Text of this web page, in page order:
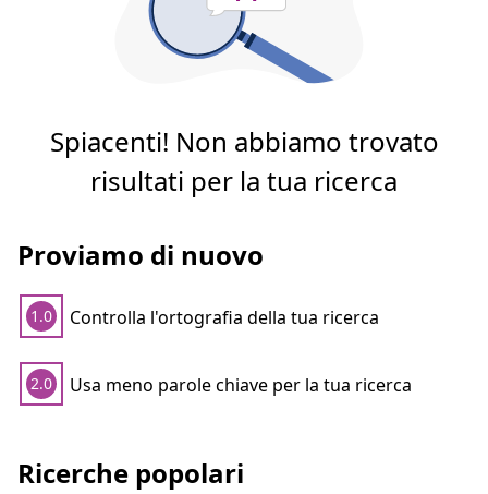
Spiacenti! Non abbiamo trovato
risultati per la tua ricerca
Proviamo di nuovo
1.0 Controlla l'ortografia della tua ricerca
2.0 Usa meno parole chiave per la tua ricerca
Ricerche popolari